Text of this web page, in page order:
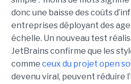
donc une baisse des coûts
entreprises déployant des
échelle. Un nouveau test
JetBrains confirme que les
comme ceux du projet open
devenu viral, peuvent réduire